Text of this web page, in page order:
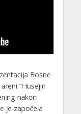
Bosne
“Husejin
nakon
je započela